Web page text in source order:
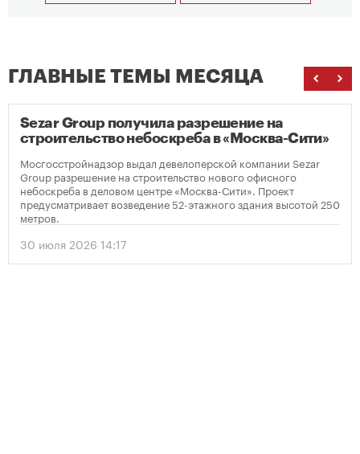
ГЛАВНЫЕ ТЕМЫ МЕСЯЦА
Sezar Group получила разрешение на
строительство небоскреба в «Москва-Сити»
Мосгосстройнадзор выдал девелоперской компании Sezar
Group разрешение на строительство нового офисного
небоскреба в деловом центре «Москва-Сити». Проект
предусматривает возведение 52-этажного здания высотой 250
метров.
30 июля 2026 14:17